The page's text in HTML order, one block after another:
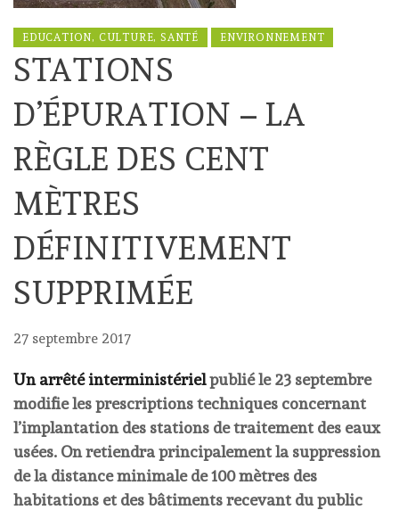
EDUCATION, CULTURE, SANTÉ ENVIRONNEMENT
STATIONS
D’ÉPURATION – LA
RÈGLE DES CENT
MÈTRES
DÉFINITIVEMENT
SUPPRIMÉE
27 septembre 2017
Un arrêté interministérielpublié le 23 septembre
modifie les prescriptions techniques concernant
l’implantation des stations de traitement des eaux
usées. On retiendra principalement la suppression
de la distance minimale de 100 mètres des
habitations et des bâtiments recevant du public